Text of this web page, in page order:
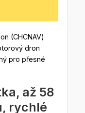
(CHCNAV)
dron
pro přesné
až 58
rychlé